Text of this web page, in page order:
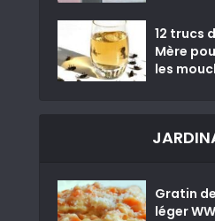
12 trucs
Mère
les
Gratin
léger WW